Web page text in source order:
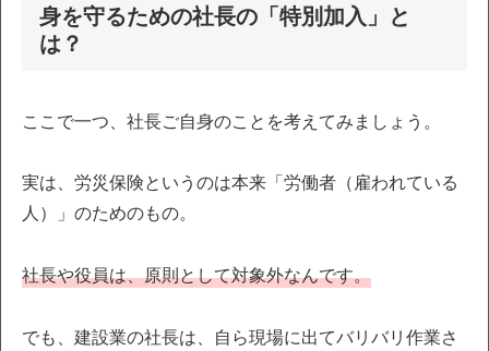
身を守るための社長の「特別加入」と
は？
ここで一つ、社長ご自身のことを考えてみましょう。
実は、労災保険というのは本来「労働者（雇われている
人）」のためのもの。
社長や役員は、原則として対象外なんです。
でも、建設業の社長は、自ら現場に出てバリバリ作業さ